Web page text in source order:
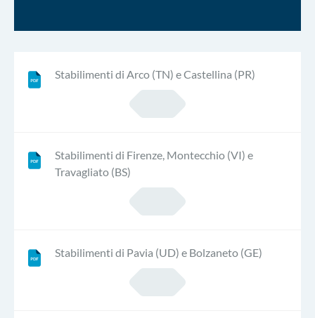
Stabilimenti di Arco (TN) e Castellina (PR)
Stabilimenti di Firenze, Montecchio (VI) e
Travagliato (BS)
Stabilimenti di Pavia (UD) e Bolzaneto (GE)